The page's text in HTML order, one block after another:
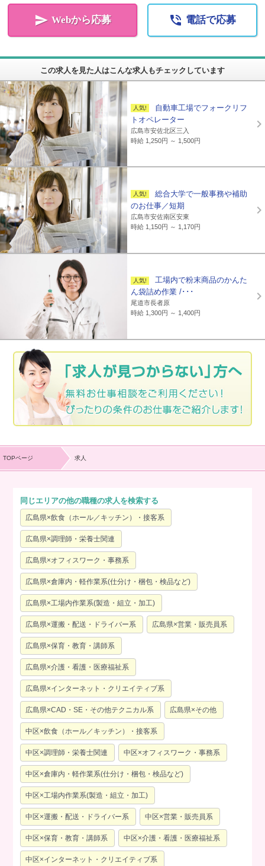
 Webから応募  電話で応募
この求人を見た人はこんな求人もチェックしています
自動車工場でフォークリフ
トオペレーター
広島市安佐北区三入
時給 1,250円 ～ 1,500円
総合大学で一般事務や補助
のお仕事／短期
広島市安佐南区安東
時給 1,150円 ～ 1,170円
工場内で粉末商品のかんた
ん袋詰め作業 /･･･
尾道市長者原
時給 1,300円 ～ 1,400円
TOPページ 求人
同じエリアの他の職種の求人を検索する
広島県×飲食（ホール／キッチン）・接客系
広島県×調理師・栄養士関連
広島県×オフィスワーク・事務系
広島県×倉庫内・軽作業系(仕分け・梱包・検品など)
広島県×工場内作業系(製造・組立・加工)
広島県×運搬・配送・ドライバー系 広島県×営業・販売員系
広島県×保育・教育・講師系
広島県×介護・看護・医療福祉系
広島県×インターネット・クリエイティブ系
広島県×CAD・SE・その他テクニカル系 広島県×その他
中区×飲食（ホール／キッチン）・接客系
中区×調理師・栄養士関連 中区×オフィスワーク・事務系
中区×倉庫内・軽作業系(仕分け・梱包・検品など)
中区×工場内作業系(製造・組立・加工)
中区×運搬・配送・ドライバー系 中区×営業・販売員系
中区×保育・教育・講師系 中区×介護・看護・医療福祉系
中区×インターネット・クリエイティブ系